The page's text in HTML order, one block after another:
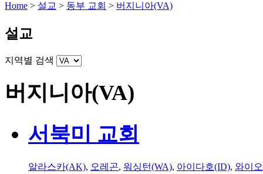
Home > 설교 > 동부 교회 > 버지니아(VA)
설교
지역별 검색
버지니아(VA)
서북미 교회
알라스카(AK), 오레곤, 워싱턴(WA), 아이다호(ID), 와이